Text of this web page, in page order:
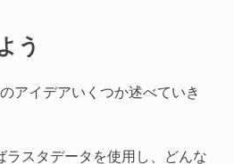
う
アイデアいくつか述べていき
ラスタデータを使用し、どんな